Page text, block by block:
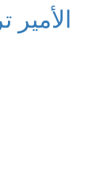
الأمير